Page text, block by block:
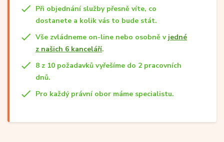
Při objednání služby přesně víte, co
dostanete a kolik vás to bude stát.
Vše zvládneme on-line nebo osobně v jedné
z našich 6 kanceláří.
8 z 10 požadavků vyřešíme do 2 pracovních
dnů.
Pro každý právní obor máme specialistu.